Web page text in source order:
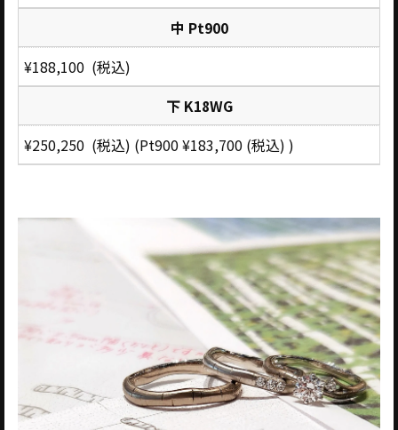
中 Pt900
¥188,100 (税込)
下 K18WG
¥250,250 (税込) (Pt900 ¥183,700 (税込) )